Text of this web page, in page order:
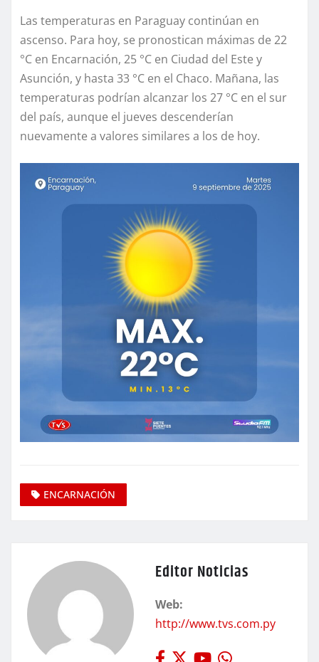
Las temperaturas en Paraguay continúan en
ascenso. Para hoy, se pronostican máximas de 22
°C en Encarnación, 25 °C en Ciudad del Este y
Asunción, y hasta 33 °C en el Chaco. Mañana, las
temperaturas podrían alcanzar los 27 °C en el sur
del país, aunque el jueves descenderían
nuevamente a valores similares a los de hoy.
ENCARNACIÓN
Editor Noticias
Web:
http://www.tvs.com.py